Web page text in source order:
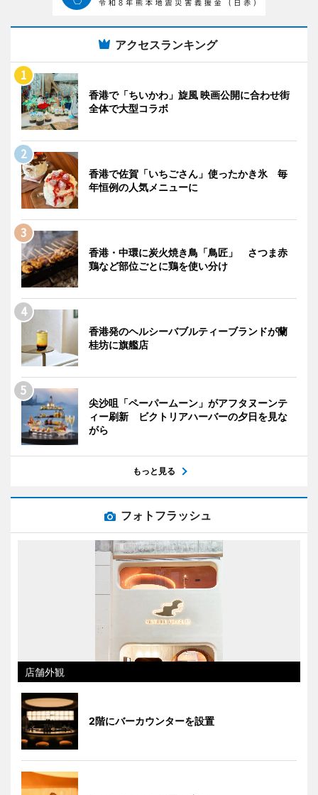
アクセスランキング
香港で「ちいかわ」旋風 映画公開に合わせ街
全体で大型コラボ
香港で佐賀「いちごさん」使ったかき氷 毎
年恒例の人気メニューに
香港・中環に炭火焼き鳥「鳥匠」 さつま赤
鶏など部位ごとに鶏を使い分け
香港発のヘルシーバブルティーブランドが蘭
桂坊に旗艦店
尖沙咀「ペーパームーン」がアフタヌーンテ
ィー刷新 ビクトリアハーバーの夕日を見な
がら
もっと見る
フォトフラッシュ
店舗外観
2階にバーカウンターを設置